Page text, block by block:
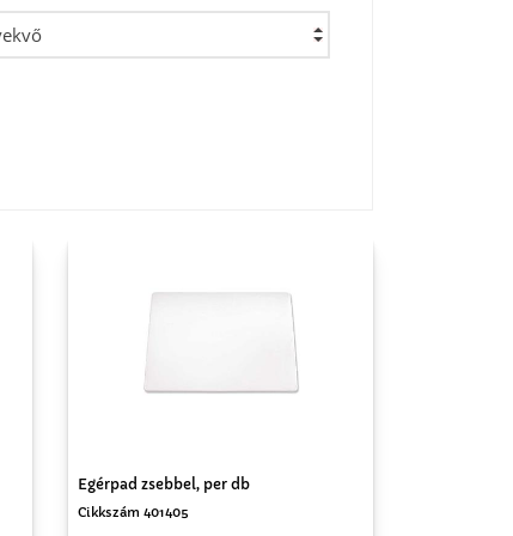
Egérpad zsebbel, per db
Cikkszám 401405